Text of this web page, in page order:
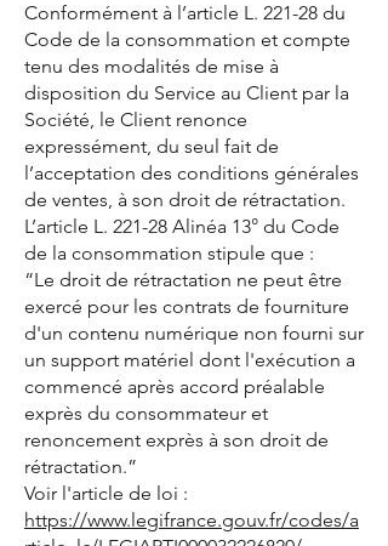
Conformément à l’article L. 221-28 du
Code de la consommation et compte
tenu des modalités de mise à
disposition du Service au Client par la
Société, le Client renonce
expressément, du seul fait de
l’acceptation des conditions générales
de ventes, à son droit de rétractation.
L’article L. 221-28 Alinéa 13° du Code
de la consommation stipule que :
“Le droit de rétractation ne peut être
exercé pour les contrats de fourniture
d'un contenu numérique non fourni sur
un support matériel dont l'exécution a
commencé après accord préalable
exprès du consommateur et
renoncement exprès à son droit de
rétractation.”
Voir l'article de loi :
https://www.legifrance.gouv.fr/codes/a